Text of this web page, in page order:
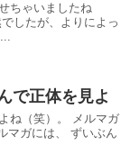
ちゃいましたね
したが、よりによっ
で正体を見よ
ね（笑）。 メルマガ
マガには、 ずいぶん